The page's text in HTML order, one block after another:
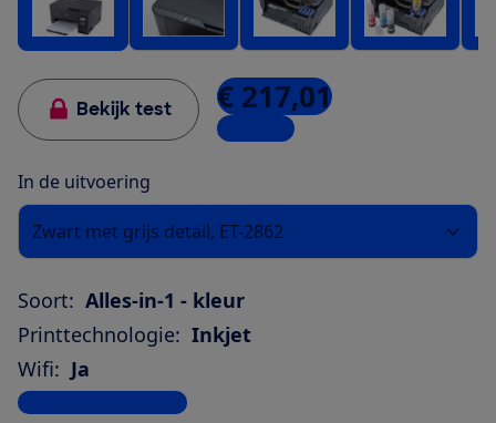
Bekijk test € 217,01
3 winkels
In de uitvoering
Zwart met grijs detail, ET-2862
Soort: Alles-in-1 - kleur
Printtechnologie: Inkjet
Wifi: Ja
Bekijk alle specificaties